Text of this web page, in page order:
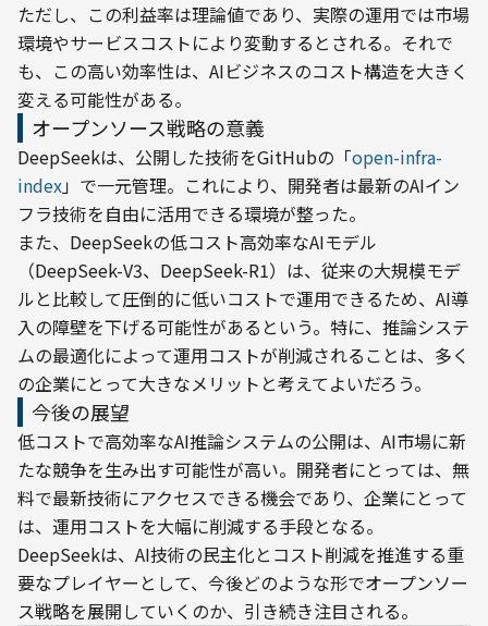
ただし、この利益率は理論値であり、実際の運用では市場
環境やサービスコストにより変動するとされる。それで
も、この高い効率性は、AIビジネスのコスト構造を大きく
変える可能性がある。
オープンソース戦略の意義
DeepSeekは、公開した技術をGitHubの「open-infra-
index」で一元管理。これにより、開発者は最新のAIイン
フラ技術を自由に活用できる環境が整った。
また、DeepSeekの低コスト高効率なAIモデル
（DeepSeek-V3、DeepSeek-R1）は、従来の大規模モデ
ルと比較して圧倒的に低いコストで運用できるため、AI導
入の障壁を下げる可能性があるという。特に、推論システ
ムの最適化によって運用コストが削減されることは、多く
の企業にとって大きなメリットと考えてよいだろう。
今後の展望
低コストで高効率なAI推論システムの公開は、AI市場に新
たな競争を生み出す可能性が高い。開発者にとっては、無
料で最新技術にアクセスできる機会であり、企業にとって
は、運用コストを大幅に削減する手段となる。
DeepSeekは、AI技術の民主化とコスト削減を推進する重
要なプレイヤーとして、今後どのような形でオープンソー
ス戦略を展開していくのか、引き続き注目される。